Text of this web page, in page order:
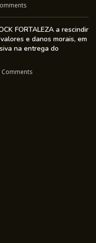
FORTALEZA a rescindir
e danos morais, em
na entrega do
Comments